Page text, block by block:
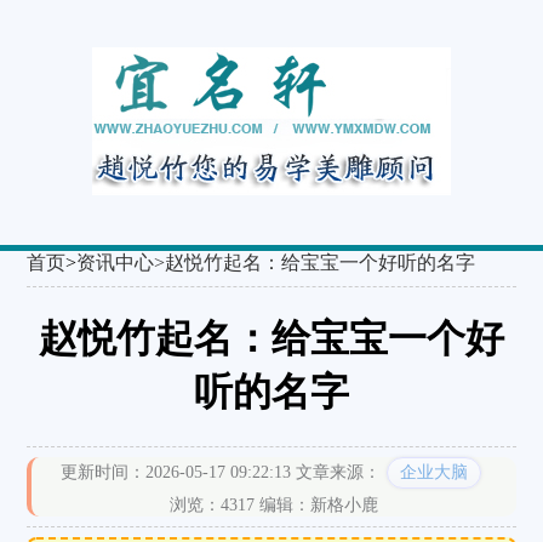
首页>资讯中心>赵悦竹起名：给宝宝一个好听的名字
赵悦竹起名：给宝宝一个好
听的名字
更新时间：2026-05-17 09:22:13 文章来源：
企业大脑
浏览：4317 编辑：新格小鹿